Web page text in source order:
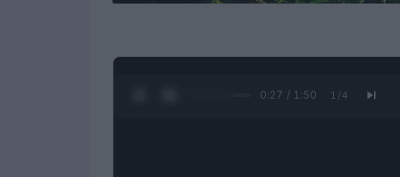
0:28 / 1:50 1 /4